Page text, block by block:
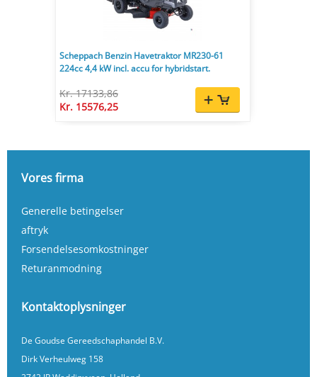
Scheppach Benzin Havetraktor MR230-61
224cc 4,4 kW incl. accu for hybridstart.
Kr. 17133,86
Kr. 15576,25
Vores firma
Generelle betingelser
aftryk
Forsendelsesomkostninger
Returanmodning
Kontaktoplysninger
De Goudse Gereedschaphandel B.V.
Dirk Verheulweg 158